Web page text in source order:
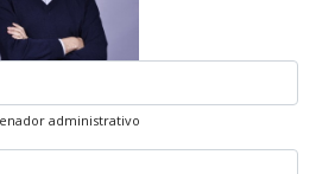
administrativo